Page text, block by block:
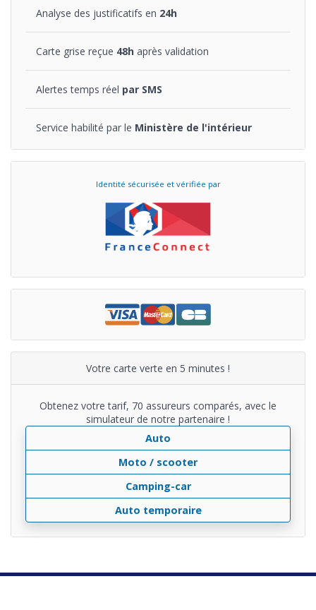
Analyse des justificatifs en 24h
Carte grise reçue 48h après validation
Alertes temps réel par SMS
Service habilité par le Ministère de l'intérieur
Identité sécurisée et vérifiée par
Votre carte verte en 5 minutes !
Obtenez votre tarif, 70 assureurs comparés, avec le
simulateur de notre partenaire !
Auto
Moto / scooter
Camping-car
Auto temporaire